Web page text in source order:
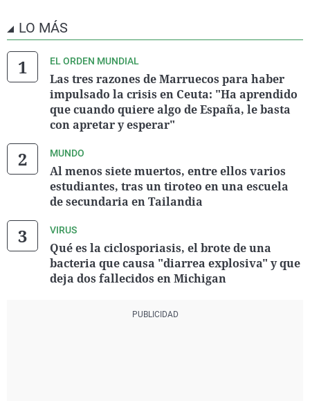
LO MÁS
EL ORDEN MUNDIAL
Las tres razones de Marruecos para haber
impulsado la crisis en Ceuta: "Ha aprendido
que cuando quiere algo de España, le basta
con apretar y esperar"
MUNDO
Al menos siete muertos, entre ellos varios
estudiantes, tras un tiroteo en una escuela
de secundaria en Tailandia
VIRUS
Qué es la ciclosporiasis, el brote de una
bacteria que causa "diarrea explosiva" y que
deja dos fallecidos en Michigan